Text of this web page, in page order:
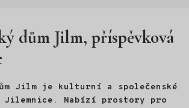
dům Jilm, příspěvková
Jilm je kulturní a společenské
Jilemnice. Nabízí prostory pro